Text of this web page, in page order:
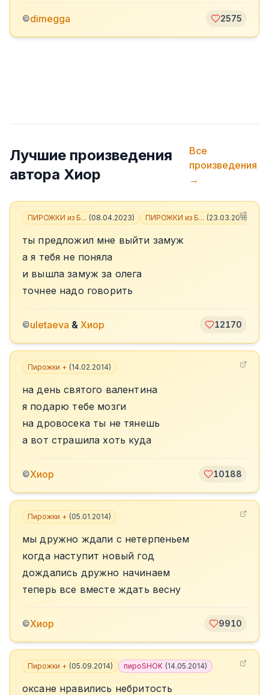
©dimegga 2575
Лучшие произведения
автора Хиор
Все
произведения
→
ПИРОЖКИ из Б... (08.04.2023) ПИРОЖКИ из Б... (23.03.2018
ты предложил мне выйти замуж
а я тебя не поняла
и вышла замуж за олега
точнее надо говорить
©uletaeva & Хиор 12170
Пирожки + (14.02.2014)
на день святого валентина
я подарю тебе мозги
на дровосека ты не тянешь
а вот страшила хоть куда
©Хиор 10188
Пирожки + (05.01.2014)
мы дружно ждали с нетерпеньем
когда наступит новый год
дождались дружно начинаем
теперь все вместе ждать весну
©Хиор 9910
Пирожки + (05.09.2014) пироSHOK (14.05.2014)
оксане нравились небритость